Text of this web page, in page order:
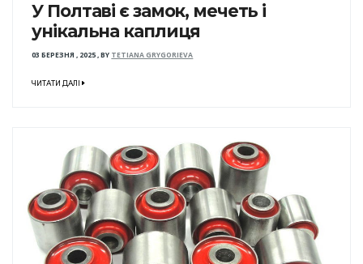
У Полтаві є замок, мечеть і
унікальна каплиця
03 БЕРЕЗНЯ , 2025,BY TETIANA GRYGORIEVA
ЧИТАТИ ДАЛІ